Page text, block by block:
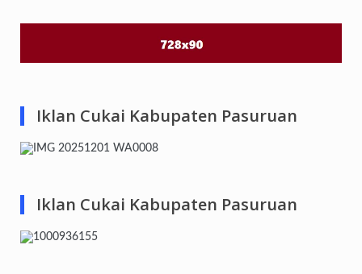
Iklan Cukai Kabupaten Pasuruan
Iklan Cukai Kabupaten Pasuruan